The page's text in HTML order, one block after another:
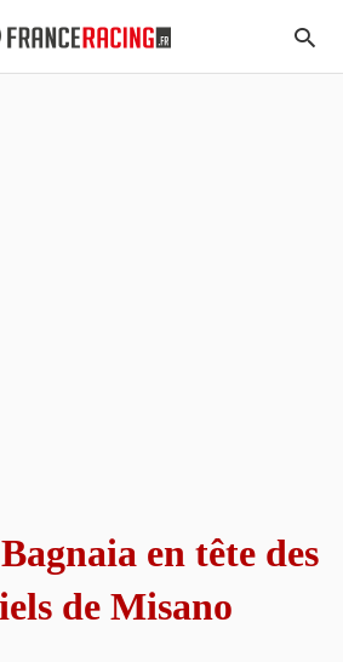
en tête des
de Misano